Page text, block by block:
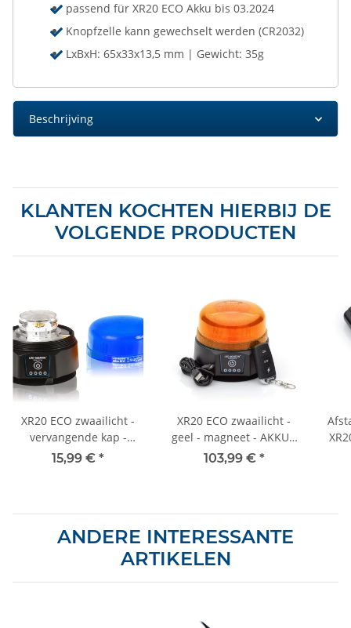
passend für XR20 ECO Akku bis 03.2024
Knopfzelle kann gewechselt werden (CR2032)
LxBxH: 65x33x13,5 mm | Gewicht: 35g
Beschrijving
KLANTEN KOCHTEN HIERBIJ DE
VOLGENDE PRODUCTEN
XR20 ECO zwaailicht -
vervangende kap -
blauw
15,99 € *
XR20 ECO zwaailicht -
geel - magneet - AKKU -
220 km/u DEKRA getest
103,99 € *
ANDERE INTERESSANTE
ARTIKELEN